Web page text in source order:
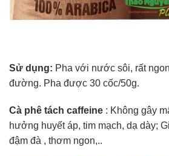
Sử dụng: Pha với nước sôi, rất
đường. Pha được 30 cốc/50g.
Cà phê tách caffeine : Không gây
hưởng huyết áp, tim mạch, dạ dày;
đậm đà , thơm ngon,..